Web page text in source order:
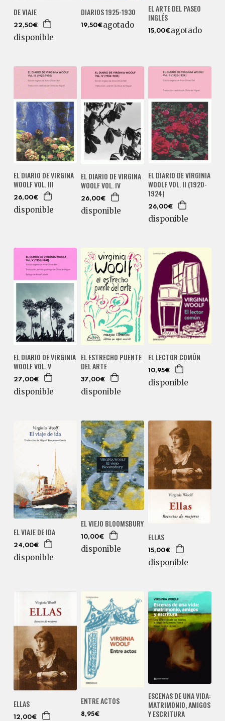
DE VIAJE
22,50€
disponible
DIARIOS 1925-1930
19,50€agotado
EL ARTE DEL PASEO
INGLÉS
15,00€agotado
EL DIARIO DE VIRGINA
WOOLF VOL. III
26,00€
disponible
EL DIARIO DE VIRGINA
WOOLF VOL. IV
26,00€
disponible
EL DIARIO DE VIRGINIA
WOOLF VOL. II (1920-
1924)
26,00€
disponible
EL DIARIO DE VIRGINIA
WOOLF VOL. V
27,00€
disponible
EL ESTRECHO PUENTE
DEL ARTE
37,00€
disponible
EL LECTOR COMÚN
10,95€
disponible
EL VIAJE DE IDA
24,00€
disponible
EL VIEJO BLOOMSBURY
10,00€
disponible
ELLAS
15,00€
disponible
ELLAS
12,00€
ENTRE ACTOS
8,95€
ESCENAS DE UNA VIDA:
MATRIMONIO, AMIGOS
Y ESCRITURA